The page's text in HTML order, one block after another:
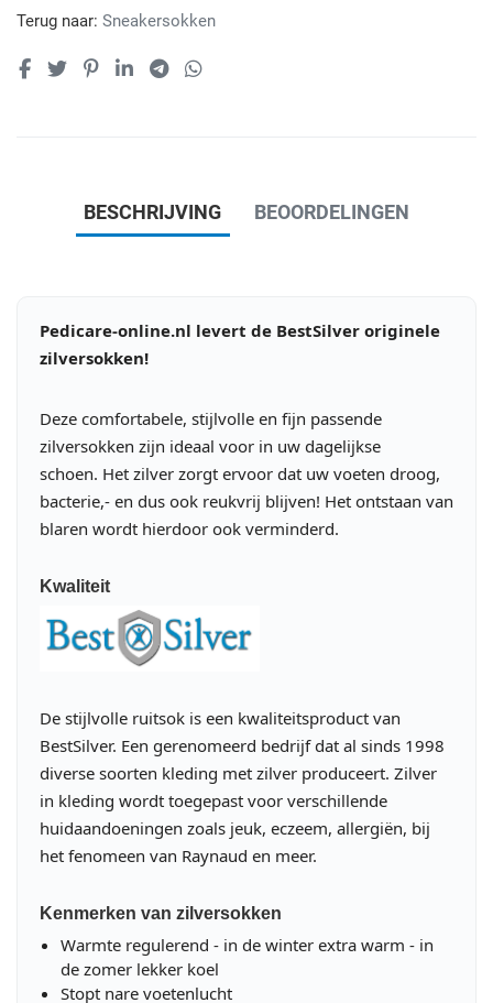
Terug naar: Sneakersokken
BESCHRIJVING BEOORDELINGEN
Pedicare-online.nl levert de BestSilver originele
zilversokken!
Deze comfortabele, stijlvolle en fijn passende
zilversokken zijn ideaal voor in uw dagelijkse
schoen. Het zilver zorgt ervoor dat uw voeten droog,
bacterie,- en dus ook reukvrij blijven! Het ontstaan van
blaren wordt hierdoor ook verminderd.
Kwaliteit
De stijlvolle ruitsok is een kwaliteitsproduct van
BestSilver. Een gerenomeerd bedrijf dat al sinds 1998
diverse soorten kleding met zilver produceert. Zilver
in kleding wordt toegepast voor verschillende
huidaandoeningen zoals jeuk, eczeem, allergiën, bij
het fenomeen van Raynaud en meer.
Kenmerken van zilversokken
Warmte regulerend - in de winter extra warm - in
de zomer lekker koel
Stopt nare voetenlucht